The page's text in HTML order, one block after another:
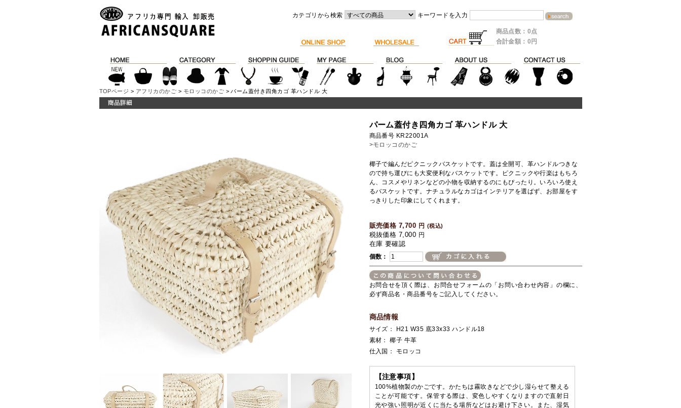
カテゴリから検索 キーワードを入力
商品点数：0点
合計金額：0円
TOPページ > アフリカのかご > モロッコのかご > パーム蓋付き四角カゴ 革ハンドル 大
パーム蓋付き四角カゴ 革ハンドル 大
商品番号 KR22001A
>モロッコのかご
椰子で編んだピクニックバスケットです。蓋は全開可、革ハンドルつきな
ので持ち運びにも大変便利なバスケットです。ピクニックや行楽はもちろ
ん、コスメやリネンなどの小物を収納するのにもぴったり。いろいろ使え
るバスケットです。ナチュラルなカゴはインテリアを選ばず、お部屋をす
っきりした印象にしてくれます。
販売価格 7,700 円 (税込)
税抜価格 7,000 円
在庫 要確認
個数：
お問合せを頂く際は、お問合せフォームの「お問い合わせ内容」の欄に、
必ず商品名・商品番号をご記入してください。
商品情報
サイズ： H21 W35 底33x33 ハンドル18
素材： 椰子 牛革
仕入国： モロッコ
【注意事項】
100%植物製のかごです。かたちは霧吹きなどで少し湿らせて整える
ことが可能です。保管する際は、変色しやすくなりますので直射日
光や強い照明が近くに当たる場所などはお避け下さい。また、湿気